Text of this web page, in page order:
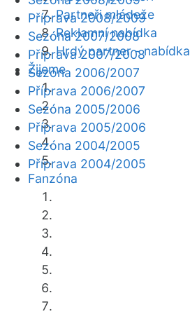
Partneři mládeže
Reklamní nabídka
Hrdý partner - nabídka
Žijeme
Fanzóna
Příprava 2008/2009
Sezóna 2007/2008
Příprava 2007/2008
Sezóna 2006/2007
Příprava 2006/2007
Sezóna 2005/2006
Příprava 2005/2006
Sezóna 2004/2005
Příprava 2004/2005